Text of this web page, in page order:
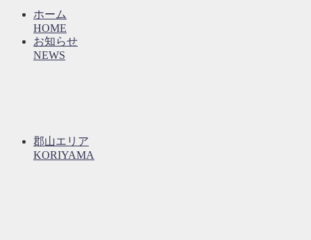
ホーム
HOME
お知らせ
NEWS
郡山エリア
KORIYAMA